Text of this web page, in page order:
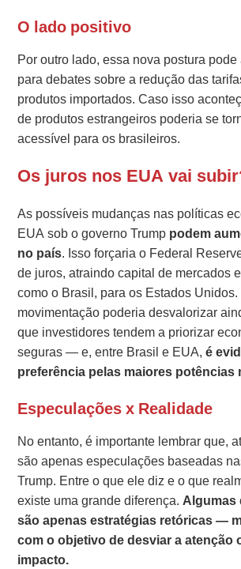
O lado positivo
Por outro lado, essa nova postura
para debates sobre a redução das
produtos importados. Caso isso
de produtos estrangeiros poderia se
acessível para os brasileiros.
Os juros nos EUA vai
As possíveis mudanças nas políticas
EUA sob o governo Trump podem
no país. Isso forçaria o Federal
de juros, atraindo capital de mercados
como o Brasil, para os Estados
movimentação poderia desvalorizar
que investidores tendem a priorizar
seguras — e, entre Brasil e EUA, é
preferência pelas maiores potências
Especulações x Realidade
No entanto, é importante lembrar que,
são apenas especulações baseadas
Trump. Entre o que ele diz e o que
existe uma grande diferença.Algumas
são apenas estratégias retóricas —
com o objetivo de desviar a atenção
impacto.